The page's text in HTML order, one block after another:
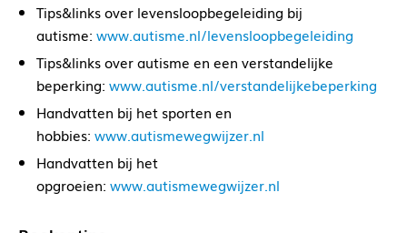
Tips&links over levensloopbegeleiding bij
autisme: www.autisme.nl/levensloopbegeleiding
Tips&links over autisme en een verstandelijke
beperking: www.autisme.nl/verstandelijkebeperking
Handvatten bij het sporten en
hobbies: www.autismewegwijzer.nl
Handvatten bij het
opgroeien: www.autismewegwijzer.nl